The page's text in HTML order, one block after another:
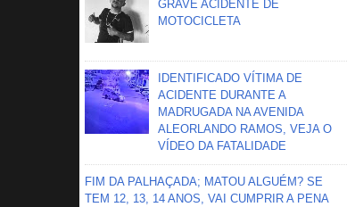
GRAVE ACIDENTE DE
MOTOCICLETA
IDENTIFICADO VÍTIMA DE
ACIDENTE DURANTE A
MADRUGADA NA AVENIDA
ALEORLANDO RAMOS, VEJA O
VÍDEO DA FATALIDADE
FIM DA PALHAÇADA; MATOU ALGUÉM? SE
TEM 12, 13, 14 ANOS, VAI CUMPRIR A PENA